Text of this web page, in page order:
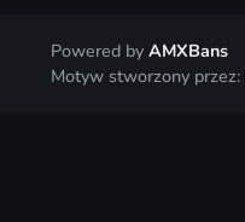
Powered by AMXBans
Motyw stworzony przez: